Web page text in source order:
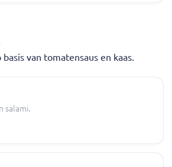
van tomatensaus en kaas.
salami.